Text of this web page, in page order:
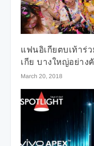
แฟนอิเกียตบเท้าร่
เกีย บางใหญ่อย่าง
March 20, 2018